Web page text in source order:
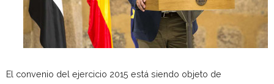
El convenio del ejercicio 2015 está siendo objeto de